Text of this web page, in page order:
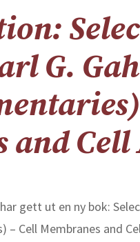
G.
and
gett ut en ny bok:
Cell Membranes and